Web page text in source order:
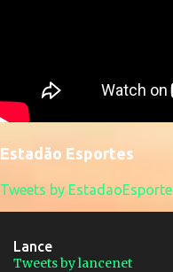
Estadão Esportes
Tweets by EstadaoEsporte
Lance
Tweets by lancenet